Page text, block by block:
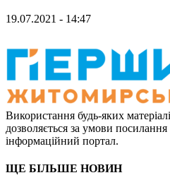
19.07.2021 - 14:47
Використання будь-яких
дозволяється за умови
інформаційний портал.
ЩЕ БІЛЬШЕ НОВИН